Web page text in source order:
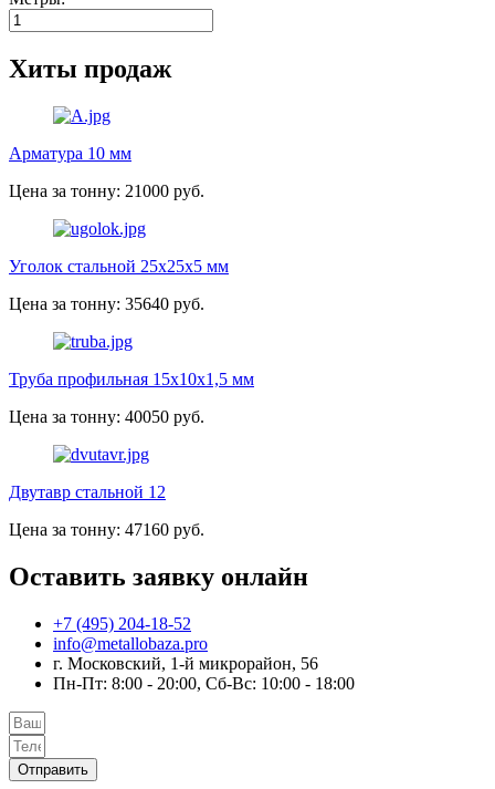
Хиты продаж
Арматура 10 мм
Цена за тонну: 21000 руб.
Уголок стальной 25х25х5 мм
Цена за тонну: 35640 руб.
Труба профильная 15х10х1,5 мм
Цена за тонну: 40050 руб.
Двутавр стальной 12
Цена за тонну: 47160 руб.
Оставить заявку онлайн
+7 (495) 204-18-52
info@metallobaza.pro
г. Московский, 1-й микрорайон, 56
Пн-Пт: 8:00 - 20:00, Сб-Вс: 10:00 - 18:00
Отправить